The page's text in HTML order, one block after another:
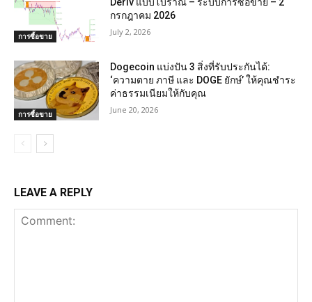
การซื้อขาย
Deriv แบบโบราณ – ระบบการซื้อขาย – 2
กรกฎาคม 2026
July 2, 2026
การซื้อขาย
Dogecoin แบ่งปัน 3 สิ่งที่รับประกันได้:
‘ความตาย ภาษี และ DOGE ยักษ์’ ให้คุณชำระ
ค่าธรรมเนียมให้กับคุณ
June 20, 2026
LEAVE A REPLY